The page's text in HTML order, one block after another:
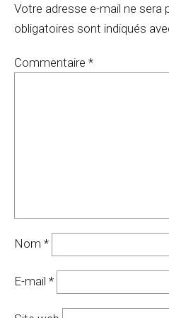
Votre adresse e-mail ne sera
obligatoires sont indiqués
Commentaire *
Nom *
E-mail *